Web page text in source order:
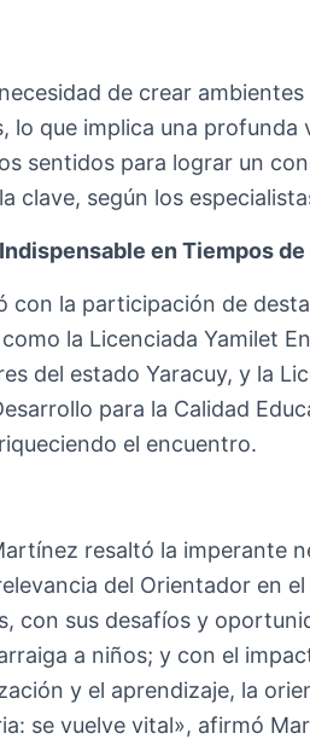
de crear
lo que implica una profunda
sentidos para lograr un
clave, según los
en Tiempos
con la participación de
la Licenciada Yamilet
del estado Yaracuy, y la
para la Calidad
el encuentro.
resaltó la imperante
del Orientador en
con sus desafíos y
a niños; y con el
y el aprendizaje, la
se vuelve vital», afirmó